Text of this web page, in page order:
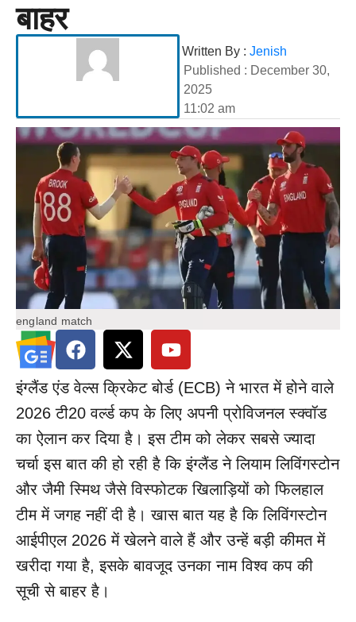
बाहर
Written By : Jenish
Published : December 30,
2025
11:02 am
england match
इंग्लैंड एंड वेल्स क्रिकेट बोर्ड (ECB) ने भारत में होने वाले
2026 टी20 वर्ल्ड कप के लिए अपनी प्रोविजनल स्क्वॉड
का ऐलान कर दिया है। इस टीम को लेकर सबसे ज्यादा
चर्चा इस बात की हो रही है कि इंग्लैंड ने लियाम लिविंगस्टोन
और जैमी स्मिथ जैसे विस्फोटक खिलाड़ियों को फिलहाल
टीम में जगह नहीं दी है। खास बात यह है कि लिविंगस्टोन
आईपीएल 2026 में खेलने वाले हैं और उन्हें बड़ी कीमत में
खरीदा गया है, इसके बावजूद उनका नाम विश्व कप की
सूची से बाहर है।